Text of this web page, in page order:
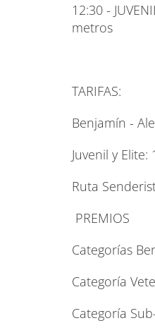
12:30 -
metros
TARIFAS:
Benjamín -
Juvenil y Elite:
Ruta
PREMIOS
Categorías
Categoría
Categoría